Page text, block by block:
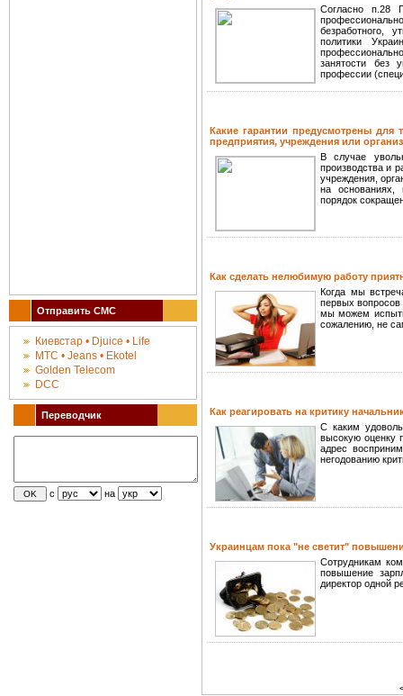
Отправить СМС
Киевстар • Djuice • Life
МТС • Jeans • Ekotel
Golden Telecom
DCC
Переводчик
с на
Согласно п.28
безработного,
политики
занятости без
профессии
Какие гарантии предусмотрены для
предприятия, учреждения или
В случае
производства и
учреждения,
на основаниях,
порядок
Как сделать нелюбимую работу
Когда мы
первых
мы можем
сожалению, не
Как реагировать на критику
С каким
высокую оценку
адрес
негодованию
Украинцам пока "не светит"
Сотрудникам
повышение
директор одной